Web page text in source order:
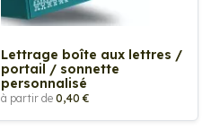
Lettrage boîte aux lettres /
portail / sonnette
personnalisé
à partir de 0,40 €